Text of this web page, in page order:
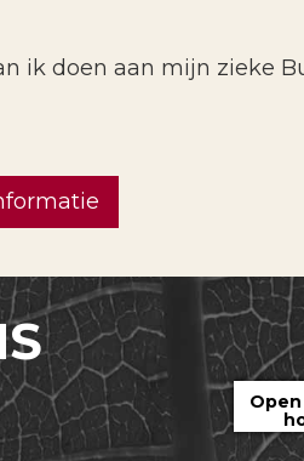
ik doen aan mijn zieke